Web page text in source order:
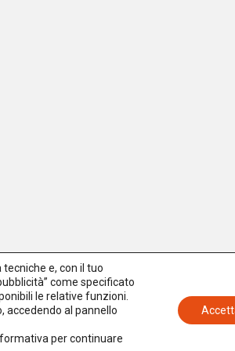
e, con il tuo
come specificato
le relative funzioni.
accedendo al pannello
per continuare